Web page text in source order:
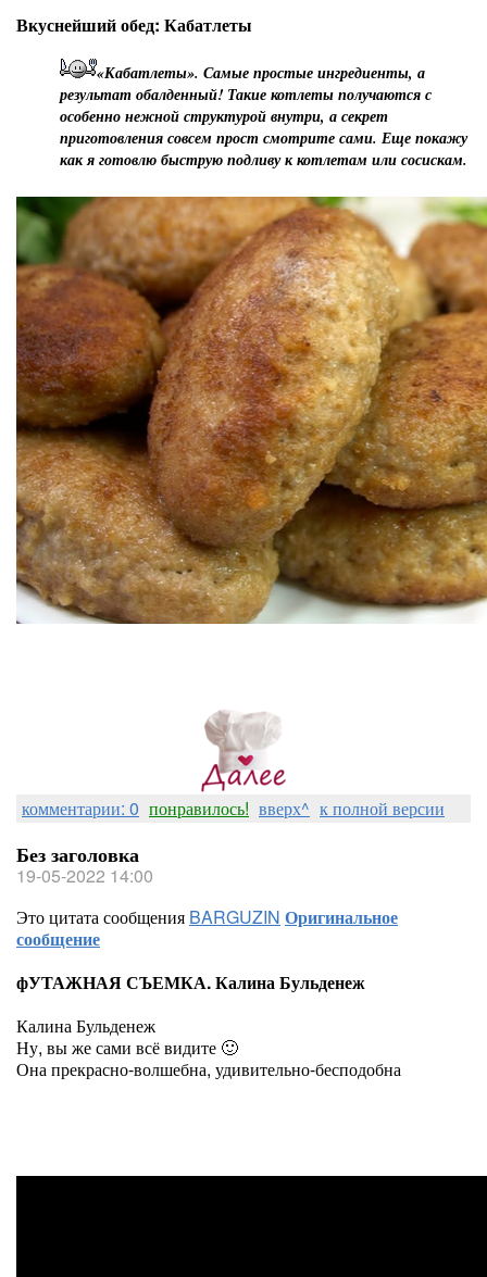
Вкуснейший обед: Кабатлеты
«Кабатлеты». Самые простые ингредиенты, а
результат обалденный! Такие котлеты получаются с
особенно нежной структурой внутри, а секрет
приготовления совсем прост смотрите сами. Еще покажу
как я готовлю быструю подливу к котлетам или сосискам.
комментарии: 0 понравилось! вверх^ к полной версии
Без заголовка
19-05-2022 14:00
Это цитата сообщения BARGUZIN Оригинальное
сообщение
фУТАЖНАЯ СЪЕМКА. Калина Бульденеж
Калина Бульденеж
Ну, вы же сами всё видите 🙂
Она прекрасно-волшебна, удивительно-бесподобна